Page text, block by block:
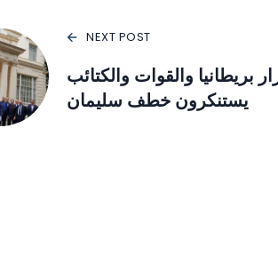
NEXT POST
بريطانيا والقوات والكتائب
يستنكرون خطف سليمان